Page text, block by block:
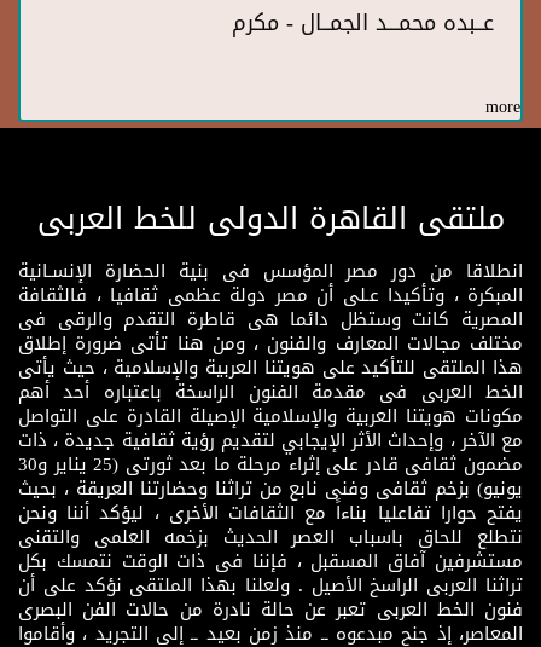
عــبده محمـــد الجمــال - مكرم
more
ملتقى القاهرة الدولى للخط العربى
انطلاقا من دور مصر المؤسس فى بنية الحضارة الإنسـانية
المبكرة ، وتأكيدا عـلى أن مصر دولة عظمى ثقافيا ، فالثقافة
المصرية كانت وستظل دائما هى قاطرة التقدم والرقى فى
مختلف مجالات المعارف والفنون ، ومن هنا تأتى ضرورة إطلاق
هذا الملتقى للتأكيد على هويتنا العربية والإسلامية ، حيث يأتى
الخط العربى فى مقدمة الفنون الراسخة باعتباره أحد أهم
مكونات هويتنا العربية والإسلامية الإصيلة القادرة على التواصل
مع الآخر ، وإحداث الأثر الإيجابي لتقديم رؤية ثقافية جديدة ، ذات
مضمون ثقافى قادر على إثراء مرحلة ما بعد ثورتى (25 يناير و30
يونيو) بزخم ثقافى وفنى نابع من تراثنا وحضارتنا العريقة ، بحيث
يفتح حوارا تفاعليا بناءاً مع الثقافات الأخرى ، ليؤكد أننا ونحن
نتطلع للحاق باسباب العصر الحديث بزخمه العلمى والتقنى
مستشرفين آفاق المسقبل ، فإننا فى ذات الوقت نتمسك بكل
تراثنا العربى الراسخ الأصيل . ولعلنا بهذا الملتقى نؤكد على أن
فنون الخط العربى تعبر عن حالة نادرة من حالات الفن البصرى
المعاصر، إذ جنح مبدعوه ــ منذ زمن بعيد ــ إلى التجريد ، وأقاموا